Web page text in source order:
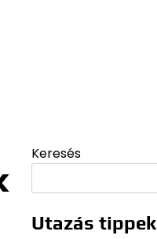
Keresés
Utazás tippek